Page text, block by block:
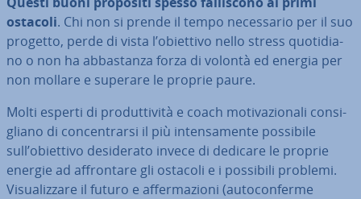
ostacoli. Chi non si prende il tempo ne­ces­sa­rio per il suo
progetto, perde di vista l’obiettivo nello stress quo­ti­dia­
no o non ha ab­ba­stan­za forza di volontà ed energia per
non mollare e superare le proprie paure.
Molti esperti di pro­dut­ti­vi­tà e coach mo­ti­va­zio­na­li con­si­
glia­no di con­cen­trar­si il più in­ten­sa­men­te possibile
sull’obiettivo de­si­de­ra­to invece di dedicare le proprie
energie ad af­fron­ta­re gli ostacoli e i possibili problemi.
Vi­sua­liz­za­re il futuro e af­fer­ma­zio­ni (au­to­con­fer­me